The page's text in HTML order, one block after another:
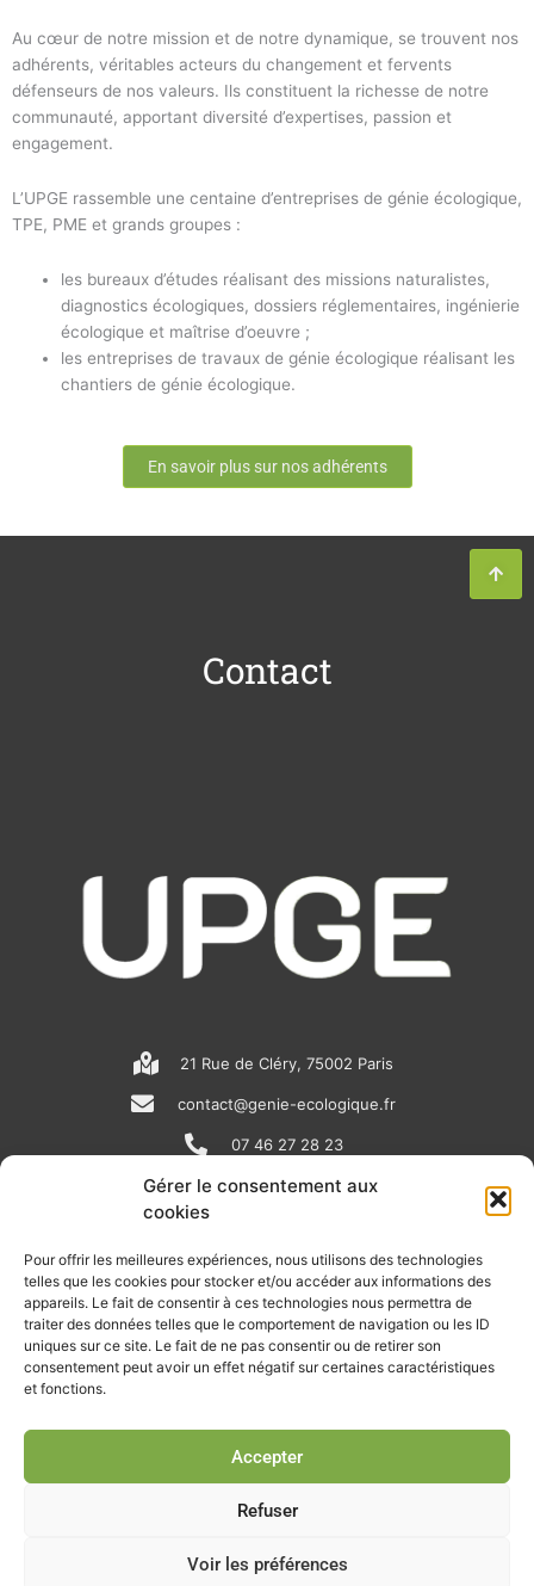
Gérer le consentement aux
cookies
Pour offrir les meilleures expériences, nous utilisons des technologies
telles que les cookies pour stocker et/ou accéder aux informations des
appareils. Le fait de consentir à ces technologies nous permettra de
traiter des données telles que le comportement de navigation ou les ID
uniques sur ce site. Le fait de ne pas consentir ou de retirer son
consentement peut avoir un effet négatif sur certaines caractéristiques
et fonctions.
Accepter
Refuser
Voir les préférences
Au cœur de notre mission et de notre dynamique, se trouvent nos
adhérents, véritables acteurs du changement et fervents
défenseurs de nos valeurs. Ils constituent la richesse de notre
communauté, apportant diversité d’expertises, passion et
engagement.
L’UPGE rassemble une centaine d’entreprises de génie écologique,
TPE, PME et grands groupes :
les bureaux d’études réalisant des missions naturalistes,
diagnostics écologiques, dossiers réglementaires, ingénierie
écologique et maîtrise d’oeuvre ;
les entreprises de travaux de génie écologique réalisant les
chantiers de génie écologique.
En savoir plus sur nos adhérents
Contact
21 Rue de Cléry, 75002 Paris
contact@genie-ecologique.fr
07 46 27 28 23
N
e
w
s
p
p
e
i
n
k
e
i
n
o
u
t
u
e
RECEVOIR L'ACTU DE LA FILIÈRE
Retrouvez tous les mois les articles terrain de nos adhérents, les
rendez-vous importants de la filière, nos offres de stages et
Je m'abonne à la lettre d'info